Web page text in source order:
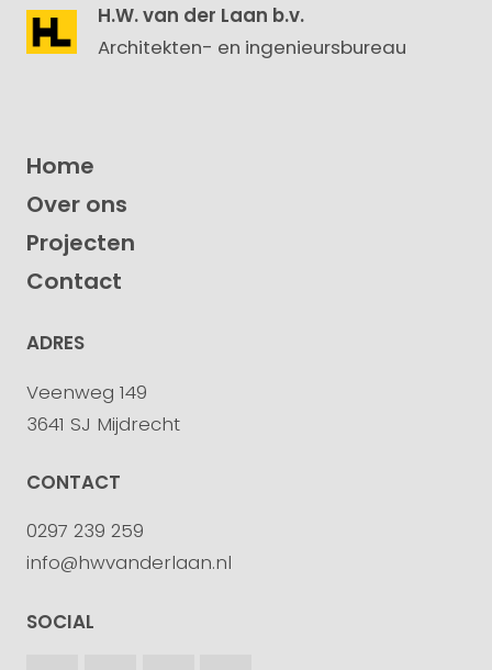
H.W. van der Laan b.v.
Architekten- en ingenieursbureau
Home
Over ons
Projecten
Contact
ADRES
Veenweg 149
3641 SJ Mijdrecht
CONTACT
0297 239 259
info@hwvanderlaan.nl
SOCIAL